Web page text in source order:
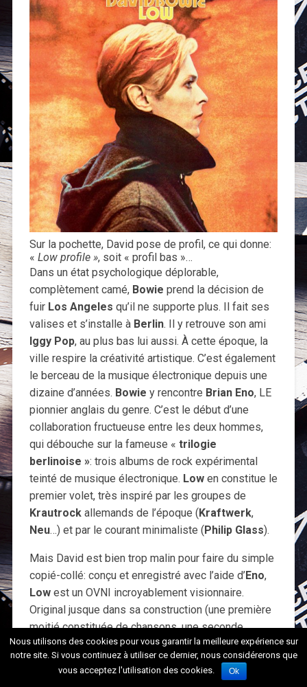
Sur la pochette, David pose de profil, ce qui donne:
« Low profile », soit « profil bas »…
Dans un état psychologique déplorable,
complètement camé, Bowie prend la décision de
fuir Los Angeles qu’il ne supporte plus. Il fait ses
valises et s’installe à Berlin. Il y retrouve son ami
Iggy Pop, au plus bas lui aussi. À cette époque, la
ville respire la créativité artistique. C’est également
le berceau de la musique électronique depuis une
dizaine d’années. Bowie y rencontre Brian Eno, LE
pionnier anglais du genre. C’est le début d’une
collaboration fructueuse entre les deux hommes,
qui débouche sur la fameuse « trilogie
berlinoise »: trois albums de rock expérimental
teinté de musique électronique. Lowen constitue le
premier volet, très inspiré par les groupes de
Krautrockallemands de l’époque (Kraftwerk,
Neu…) et par le courant minimaliste (Philip Glass).
Mais David est bien trop malin pour faire du simple
copié-collé: conçu et enregistré avec l’aide d’Eno,
Lowest un OVNI incroyablement visionnaire.
Original jusque dans sa construction (une première
moitié constituée de chansons, une seconde
constituée d’instrumentaux), son ambiance unique
et ses sonorités toujours plus recherchées feront
l’admiration du monde entier. Résolument
Nous utilisons des cookies pour vous garantir la meilleure expérience sur
notre site. Si vous continuez à utiliser ce dernier, nous considérerons que
vous acceptez l'utilisation des cookies.
Ok